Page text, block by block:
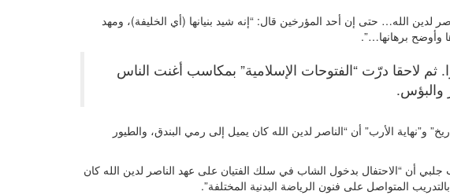
لدين الله… حتى إن أحد المؤرخين قال: “إنه شيد بنيانها (أي الخليفة)، ومهد
وأوضح برهانها…”.
ثم لاحقا درّت “الفتوحات الإسلامية” بمكاسب أغنت الناس
والبؤس.
و”نهاية الأرب” أن “الناصر لدين الله كان يميل إلى رمي البندق، والطيور
أن “الاحتفال بدخول الشاب في سلك الفتيان على عهد الناصر لدين الله كان
المتواصل على فنون الرياضة البدنية المختلفة”.